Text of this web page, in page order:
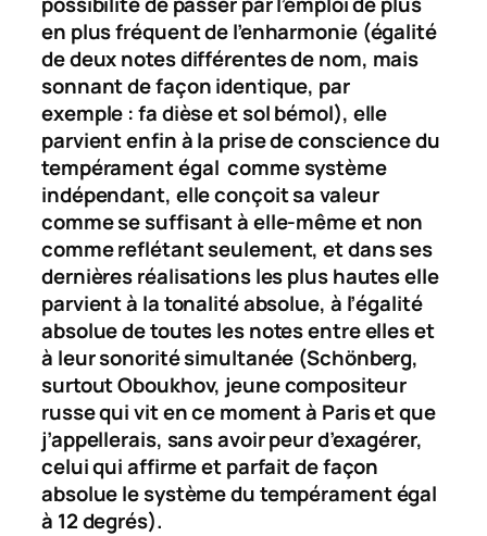
en plus fréquent de l’enharmonie (égalité
de deux notes différentes de nom, mais
sonnant de façon identique, par
exemple :fa dièseetsol bémol), elle
parvient enfin à la prise de conscience du
tempérament égal comme système
indépendant, elle conçoit sa valeur
comme se suffisant à elle-même et non
comme reflétant seulement, et dans ses
dernières réalisations les plus hautes elle
parvient à la tonalité absolue, à l’égalité
absolue de toutes les notes entre elles et
à leur sonorité simultanée (Schönberg,
surtout Oboukhov, jeune compositeur
russe qui vit en ce moment à Paris et que
j’appellerais, sans avoir peur d’exagérer,
celui qui affirme et parfait de façon
absolue le système du tempérament égal
à 12 degrés).